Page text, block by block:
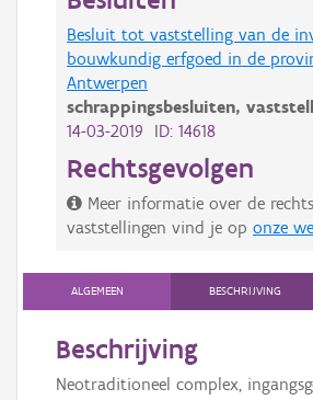
Besluit tot vaststelling van de
bouwkundig erfgoed in de
Antwerpen
schrappingsbesluiten,
14-03-2019 ID: 14618
Rechtsgevolgen
Meer informatie over de
vaststellingen vind je op onze
ALGEMEEN BESCHRIJVING
Beschrijving
Neotraditioneel complex,